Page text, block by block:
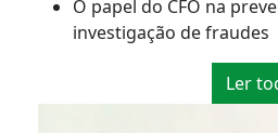
O papel do CFO na
investigação de fraudes
Ler